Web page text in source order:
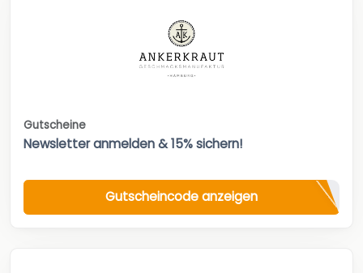
Gutscheine
Newsletter anmelden & 15% sichern!
Gutscheincode anzeigen